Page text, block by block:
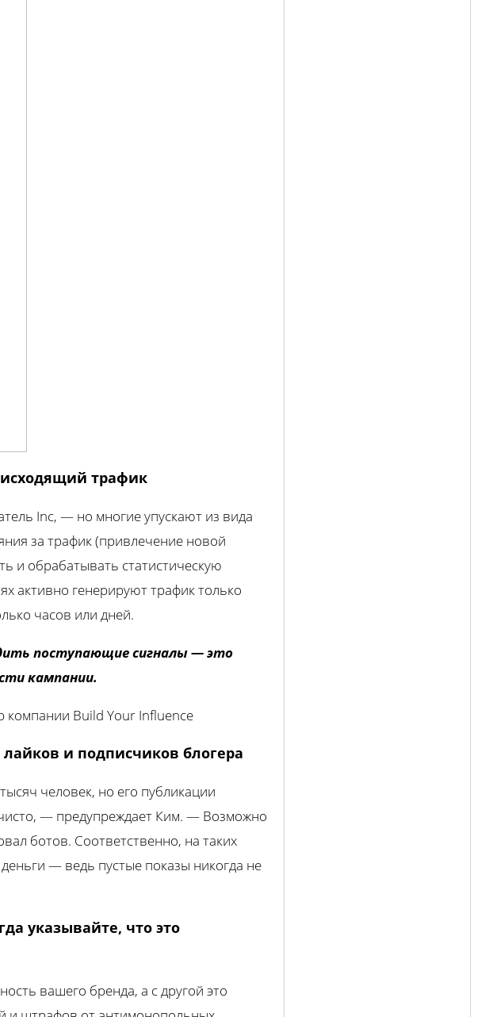
исходящий трафик
Inc, — но многие упускают из вида
за трафик (привлечение новой
и обрабатывать статистическую
активно генерируют трафик только
часов или дней.
поступающие сигналы — это
кампании.
Build Your Influence
и подписчиков блогера
человек, но его публикации
— предупреждает Ким. — Возможно
ботов. Соответственно, на таких
— ведь пустые показы никогда не
указывайте, что это
вашего бренда, а с другой это